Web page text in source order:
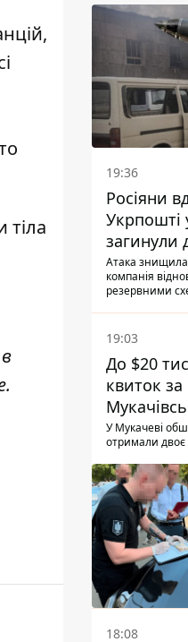
тіла
.
19:36
Росіяни
Укрпошті
загинули
Атака
компанія
резервними
19:03
До $20
квиток за
гучній
отримали
У Мукачеві
отримали двоє
18:08